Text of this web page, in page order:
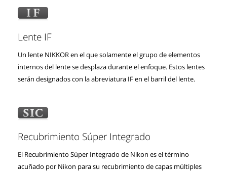
Lente IF
Un lente NIKKOR en el que solamente el grupo de elementos
internos del lente se desplaza durante el enfoque. Estos lentes
serán designados con la abreviatura IF en el barril del lente.
Recubrimiento Súper Integrado
El Recubrimiento Súper Integrado de Nikon es el término
acuñado por Nikon para su recubrimiento de capas múltiples